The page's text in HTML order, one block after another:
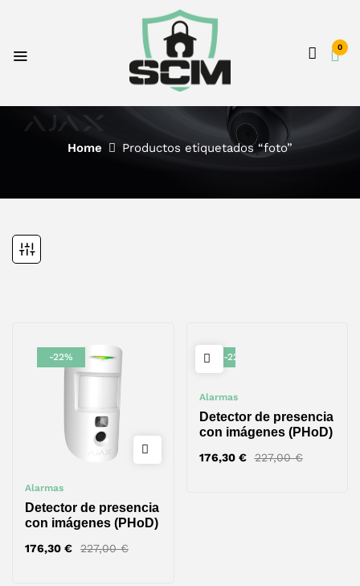
0
Home Productos etiquetados “foto”
-22%
Alarmas
Detector de presencia
con imágenes (PHoD)
227,00€
176,30 €
-22%
Alarmas
Detector de presencia
con imágenes (PHoD)
227,00€
176,30 €